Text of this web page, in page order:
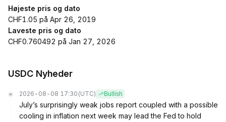
Højeste pris og dato
CHF1.05 på Apr 26, 2019
Laveste pris og dato
CHF0.760492 på Jan 27, 2026
USDC Nyheder
2026-08-08 17:30 (UTC) Bullish
July’s surprisingly weak jobs report coupled with a possible
cooling in inflation next week may lead the Fed to hold